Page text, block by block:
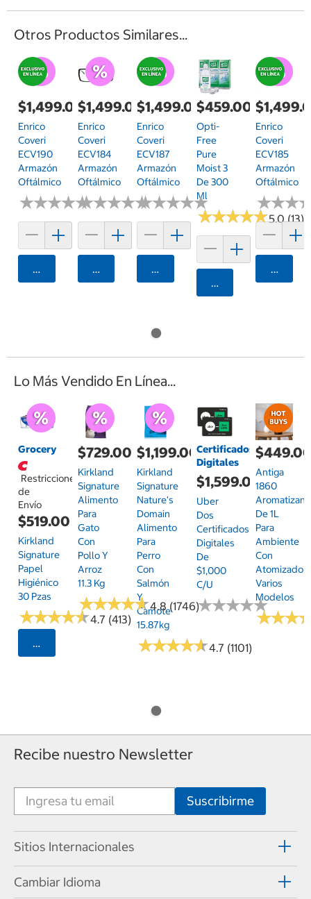
Otros Productos Similares...
$1,499.00
Enrico
Coveri
ECV190
Armazón
Oftálmico
★★★★★
★★★★★
Agregar
$1,499.00
Enrico
Coveri
ECV184
Armazón
Oftálmico
★★★★★
★★★★★
Agregar
$1,499.00
Enrico
Coveri
ECV187
Armazón
Oftálmico
★★★★★
★★★★★
Agregar
$459.00
Opti-
Free
Pure
Moist 3
De 300
Ml
★★★★★
★★★★★5.0 (13)
Agregar
Enrico
Coveri
ECV185
Armazón
Oftálmico
★★★
★★★
Lo Más Vendido En Línea...
Grocery
Restricciones
de
Envío
$519.00
Kirkland
Signature
Papel
Higiénico
30 Pzas
★★★★★
★★★★★4.7 (413)
Seleccionar Código Postal
$729.00
Kirkland
Signature
Alimento
Para
Gato
Con
Pollo Y
Arroz
11.3 Kg
★★★★★
★★★★★4.8 (1746)
$1,199.00
Kirkland
Signature
Nature's
Domain
Alimento
Para
Perro
Con
Salmón
Y
Camote
15.87kg
★★★★★
★★★★★4.7 (1101)
Certificados
Digitales
$1,599.00
Uber
Dos
Certificados
Digitales
De
$1,000
C/u
★★★★★
★★★★★
Antiga
1860
De 1L
Para
Ambiente
Con
Atomizador,
Varios
Modelos
★★★
★★★
Recibe nuestro Newsletter
Sitios Internacionales
Cambiar Idioma